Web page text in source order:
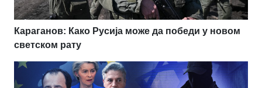
Караганов: Како Русија може да победи у новом
светском рату